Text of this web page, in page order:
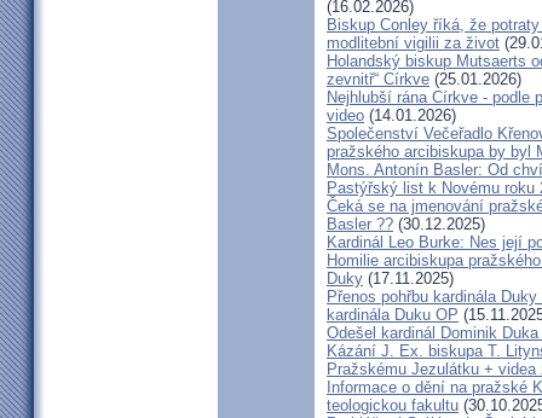
(16.02.2026)
Biskup Conley říká, že
modlitební vigilii za život
Holandský biskup Mutsaerts
zevnitř“ Církve (25.01.2026)
Nejhlubší rána Církve - podle
video (14.01.2026)
Společenství Večeřadlo
pražského arcibiskupa by byl
Mons. Antonín Basler: Od
Pastýřský list k Novému roku
Čeká se na jmenování
Basler ?? (30.12.2025)
Kardinál Leo Burke: Nes její
Homilie arcibiskupa
Duky (17.11.2025)
Přenos pohřbu kardinála
kardinála Duku OP
Odešel kardinál Dominik
Kázání J. Ex. biskupa T.
Pražskému Jezulátku + videa
Informace o dění na pražské
teologickou fakultu